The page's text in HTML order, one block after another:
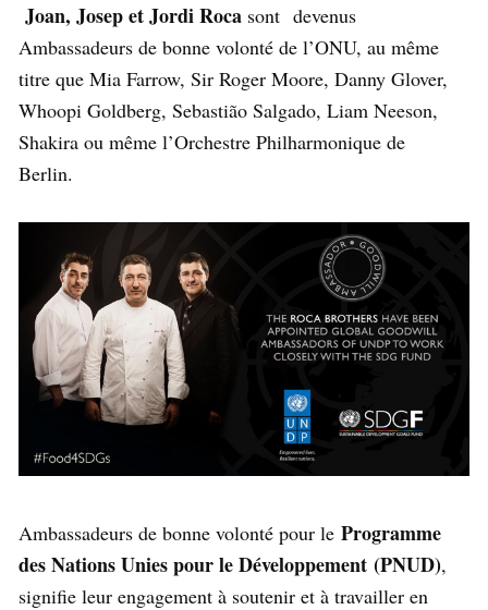
Joan, Josep et Jordi Roca sont devenus
Ambassadeurs de bonne volonté de l’ONU, au même
titre que Mia Farrow, Sir Roger Moore, Danny Glover,
Whoopi Goldberg, Sebastião Salgado, Liam Neeson,
Shakira ou même l’Orchestre Philharmonique de
Berlin.
Ambassadeurs de bonne volonté pour le Programme
des Nations Unies pour le Développement (PNUD),
signifie leur engagement à soutenir et à travailler en